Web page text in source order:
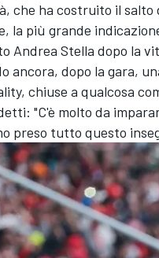
che ha costruito il salto
la più grande
Andrea Stella dopo la
ancora, dopo la gara,
chiuse a qualcosa
"C'è molto da
preso tutto questo